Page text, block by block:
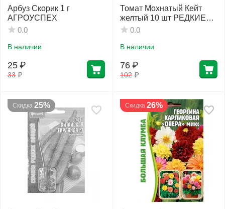
Арбуз Скорик 1 г
АГРОУСПЕХ
0.0
В наличии
33 ₽
25 ₽
Томат Мохнатый Кейт
желтый 10 шт РЕДКИЕ
СЕМЕНА
0.0
В наличии
102 ₽
76 ₽
Скидка 25% Скидка 26%